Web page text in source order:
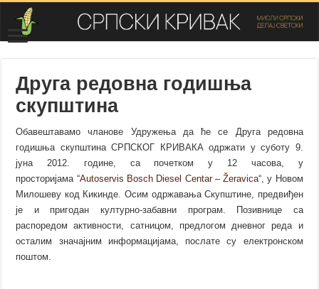
Друга редовна годишња
скупштина
Обавештавамо чланове Удружења да ће се Друга редовна
годишња скупштина СРПСКОГ КРИВАКА одржати у суботу 9.
јуна 2012. године, са почетком у 12 часова, у
просторијама “Autoservis Bosch Diesel Centar – Žeravica“, у Новом
Милошеву код Кикинде. Осим одржавања Скупштине, предвиђен
је и пригодан културно-забавни програм. Позивнице са
распоредом активности, сатницом, предлогом дневног реда и
осталим значајним информацијама, послате су електронском
поштом.